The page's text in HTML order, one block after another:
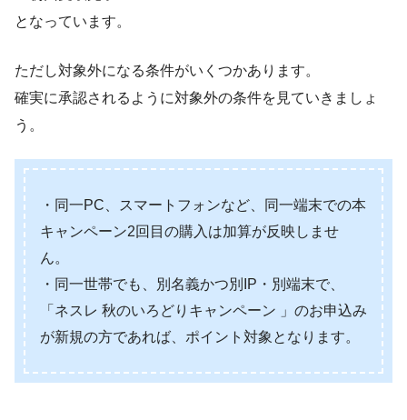
となっています。
ただし対象外になる条件がいくつかあります。
確実に承認されるように対象外の条件を見ていきましょ
う。
・同一PC、スマートフォンなど、同一端末での本
キャンペーン2回目の購入は加算が反映しませ
ん。
・同一世帯でも、別名義かつ別IP・別端末で、
「ネスレ 秋のいろどりキャンペーン 」のお申込み
が新規の方であれば、ポイント対象となります。